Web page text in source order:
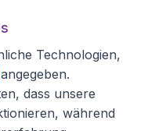
Technologien,
angegeben.
dass unsere
während